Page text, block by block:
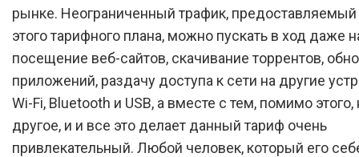
рынке. Неограниченный трафик, предоставляемый
этого тарифного плана, можно пускать в ход даже
посещение веб-сайтов, скачивание торрентов,
приложений, раздачу доступа к сети на другие
Wi-Fi, Bluetooth и USB, а вместе с тем, помимо этого,
другое, и и все это делает данный тариф очень
привлекательный. Любой человек, который его